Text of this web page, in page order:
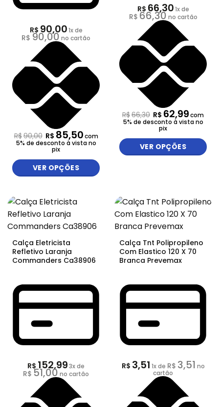
R$ 90,001x de
R$ 90,00no cartão
R$90,00 R$ 85,50com
5% de desconto à vista no
pix
VER OPÇÕES
R$ 66,301x de
R$ 66,30 no cartão
R$66,30 R$ 62,99com
5% de desconto à vista no
pix
VER OPÇÕES
Calça Eletricista
Refletivo Laranja
Commanders Ca38906
R$ 152,993x de
R$ 51,00no cartão
Calça Tnt Polipropileno
Com Elastico 120 X 70
Branca Prevemax
R$ 3,51 1x de R$ 3,51 no
cartão